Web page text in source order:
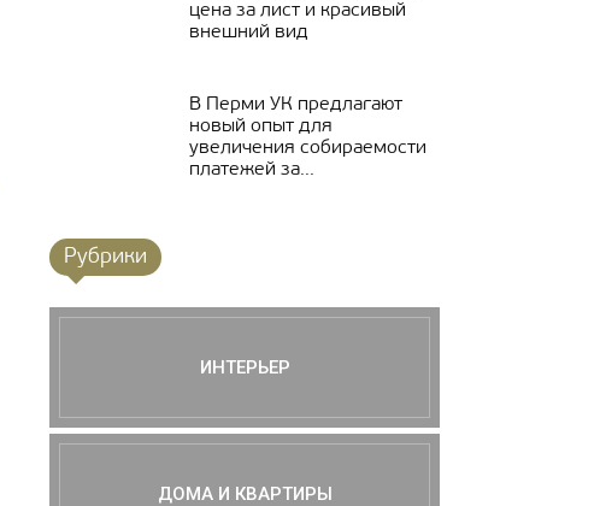
цена за лист и красивый
внешний вид
В Перми УК предлагают
новый опыт для
увеличения собираемости
платежей за...
Рубрики
ИНТЕРЬЕР
ДОМА И КВАРТИРЫ